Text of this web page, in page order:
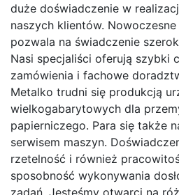
duże doświadczenie w
naszych klientów.
pozwala na świadczenie
Nasi specjaliści oferują szybki
zamówienia i fachowe
Metalko trudni się produkcją
wielkogabarytowych dla
papierniczego. Para się także
serwisem maszyn.
rzetelność i również
sposobność wykonywania
zadań. Jesteśmy otwarci na